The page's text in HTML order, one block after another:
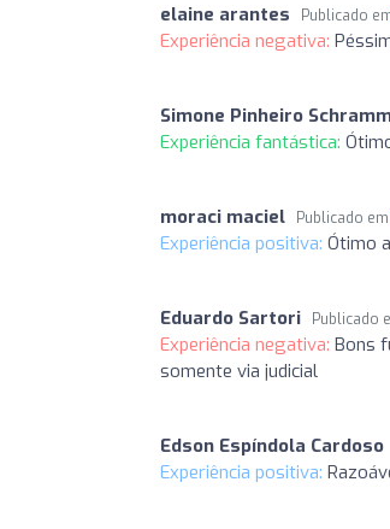
elaine arantes Publicado
Experiência negativa:
Simone Pinheiro
Experiência fantástica:
moraci maciel Publicado em
Experiência positiva: Ótimo
Eduardo Sartori Publicado
Experiência negativa: Bons
somente via judicial
Edson Espíndola Cardoso
Experiência positiva: